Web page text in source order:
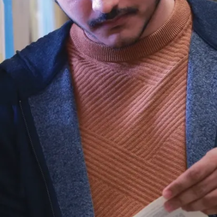
Ramcharan
En savoir plus about Charles Ramcharan
Graeme
Spiers
En savoir plus about Graeme Spiers
Peter
Beckett
En savoir plusabout Peter Beckett